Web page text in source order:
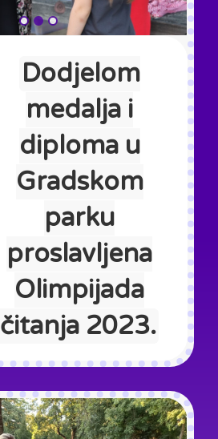
Dodjelom
medalja i
diploma u
Gradskom
parku
proslavljena
Olimpijada
čitanja 2023.